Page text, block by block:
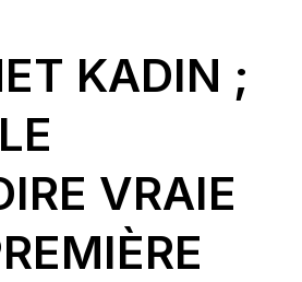
KADIN ;
VRAIE